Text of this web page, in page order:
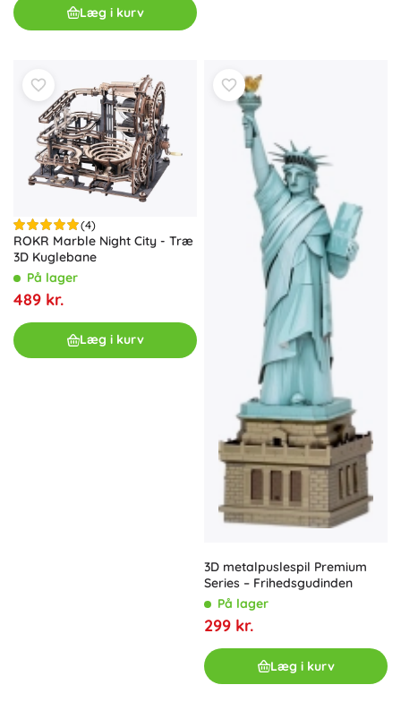
Læg i kurv
(4)
ROKR Marble Night City - Træ
3D Kuglebane
På lager
489 kr.
Læg i kurv
3D metalpuslespil Premium
Series – Frihedsgudinden
På lager
299 kr.
Læg i kurv